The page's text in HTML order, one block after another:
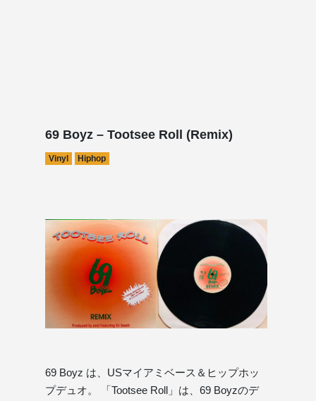
69 Boyz – Tootsee Roll (Remix)
Vinyl Hiphop
69 Boyz は、USマイアミベース＆ヒップホッ
プデュオ。 「Tootsee Roll」は、69 Boyzのデ